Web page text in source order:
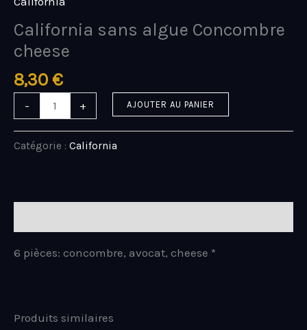
California sans algue Concombre
cheese
8,30 €
- + AJOUTER AU PANIER
Catégorie : California
6 pièces: concombre, avocat, cheese *
Produits similaires